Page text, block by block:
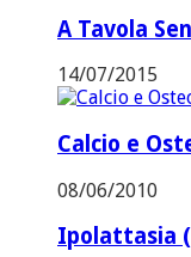
A Tavola
14/07/2015
Calcio e
08/06/2010
Ipolattasia